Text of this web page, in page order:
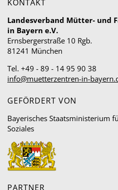
KONTAKT
Landesverband Mütter- und
in Bayern e.V.
Ernsbergerstraße 10 Rgb.
81241 München
Tel. +49 - 89 - 14 95 90 38
info@muetterzentren-in-
GEFÖRDERT VON
Bayerisches Staatsministerium
Soziales
PARTNER